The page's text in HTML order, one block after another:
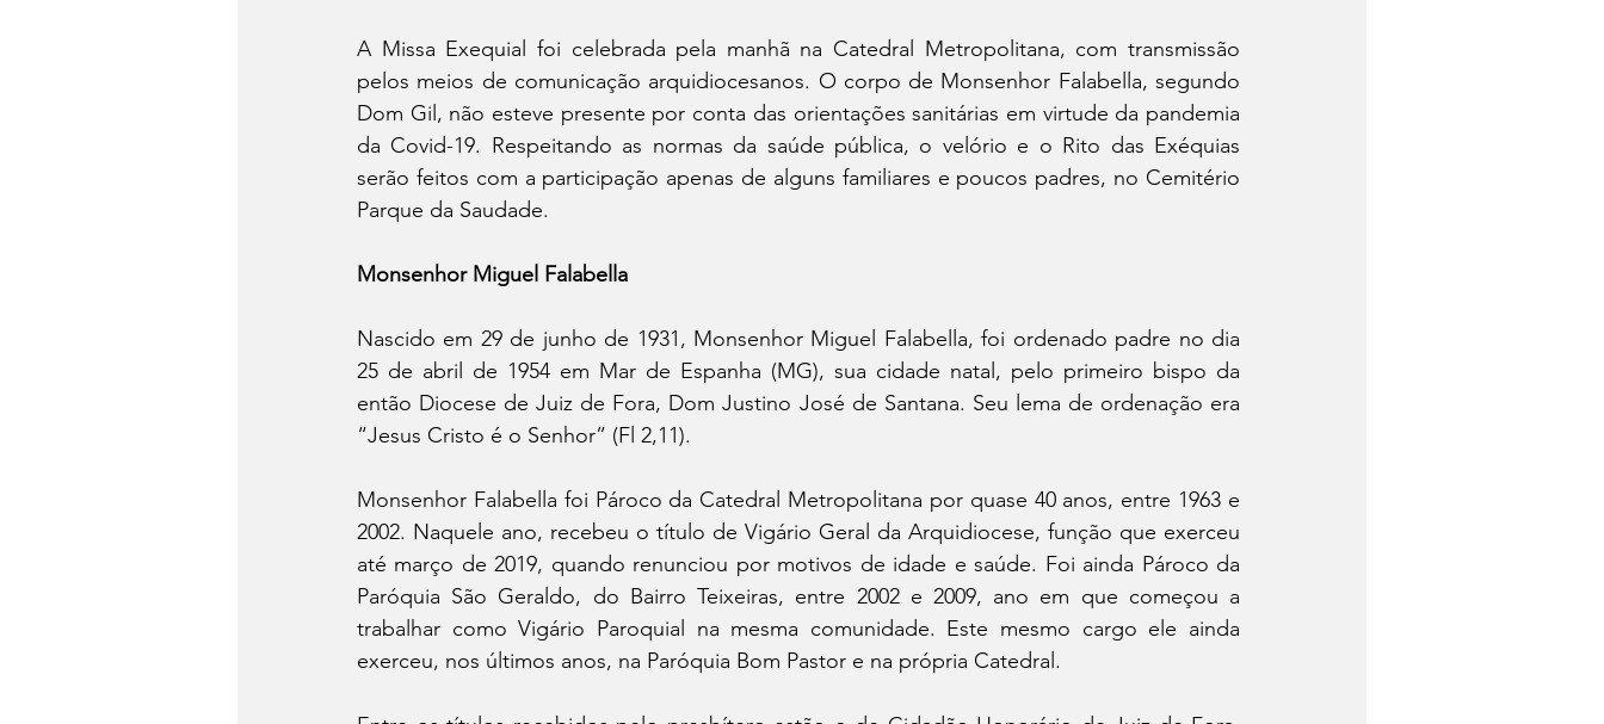
A Missa Exequial foi celebrada pela manhã na Catedral Metropolitana, com transmissão
pelos meios de comunicação arquidiocesanos. O corpo de Monsenhor Falabella, segundo
Dom Gil, não esteve presente por conta das orientações sanitárias em virtude da pandemia
da Covid-19. Respeitando as normas da saúde pública, o velório e o Rito das Exéquias
serão feitos com a participação apenas de alguns familiares e poucos padres, no Cemitério
Parque da Saudade.
Monsenhor Miguel Falabella
Nascido em 29 de junho de 1931, Monsenhor Miguel Falabella, foi ordenado padre no dia
25 de abril de 1954 em Mar de Espanha (MG), sua cidade natal, pelo primeiro bispo da
então Diocese de Juiz de Fora, Dom Justino José de Santana. Seu lema de ordenação era
“Jesus Cristo é o Senhor” (Fl 2,11).
Monsenhor Falabella foi Pároco da Catedral Metropolitana por quase 40 anos, entre 1963 e
2002. Naquele ano, recebeu o título de Vigário Geral da Arquidiocese, função que exerceu
até março de 2019, quando renunciou por motivos de idade e saúde. Foi ainda Pároco da
Paróquia São Geraldo, do Bairro Teixeiras, entre 2002 e 2009, ano em que começou a
trabalhar como Vigário Paroquial na mesma comunidade. Este mesmo cargo ele ainda
exerceu, nos últimos anos, na Paróquia Bom Pastor e na própria Catedral.